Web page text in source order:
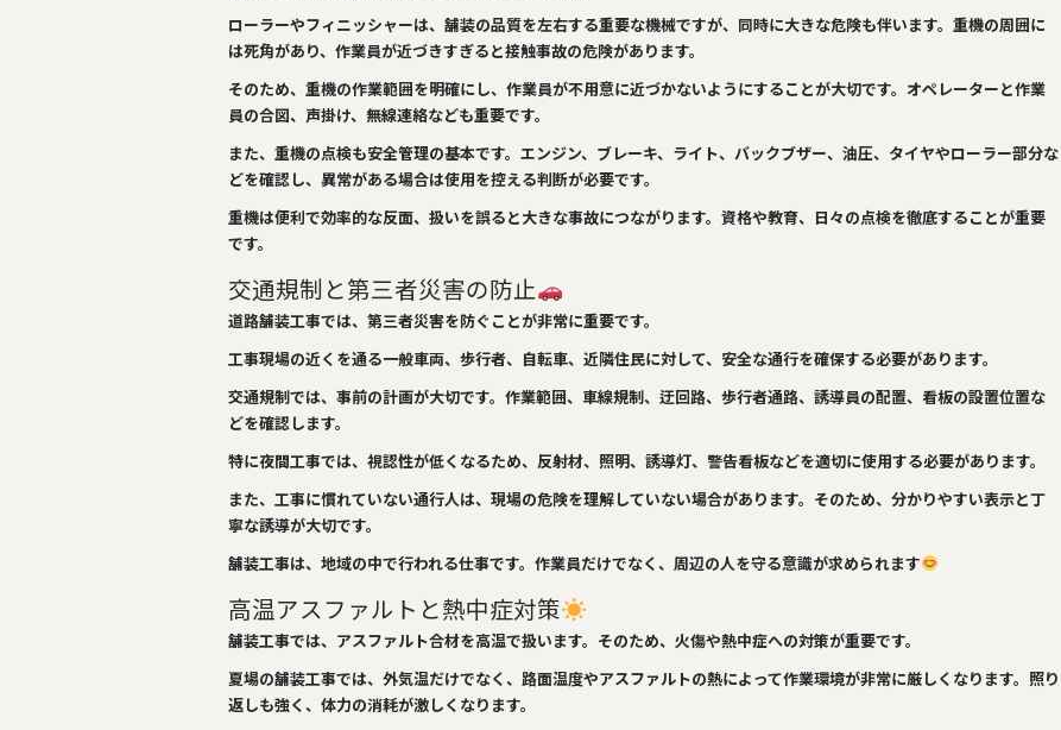
ローラーやフィニッシャーは、舗装の品質を左右する重要な機械ですが、同時に大きな危険も伴います。重機の周囲に
は死角があり、作業員が近づきすぎると接触事故の危険があります。
そのため、重機の作業範囲を明確にし、作業員が不用意に近づかないようにすることが大切です。オペレーターと作業
員の合図、声掛け、無線連絡なども重要です。
また、重機の点検も安全管理の基本です。エンジン、ブレーキ、ライト、バックブザー、油圧、タイヤやローラー部分な
どを確認し、異常がある場合は使用を控える判断が必要です。
重機は便利で効率的な反面、扱いを誤ると大きな事故につながります。資格や教育、日々の点検を徹底することが重要
です。
交通規制と第三者災害の防止
道路舗装工事では、第三者災害を防ぐことが非常に重要です。
工事現場の近くを通る一般車両、歩行者、自転車、近隣住民に対して、安全な通行を確保する必要があります。
交通規制では、事前の計画が大切です。作業範囲、車線規制、迂回路、歩行者通路、誘導員の配置、看板の設置位置な
どを確認します。
特に夜間工事では、視認性が低くなるため、反射材、照明、誘導灯、警告看板などを適切に使用する必要があります。
また、工事に慣れていない通行人は、現場の危険を理解していない場合があります。そのため、分かりやすい表示と丁
寧な誘導が大切です。
舗装工事は、地域の中で行われる仕事です。作業員だけでなく、周辺の人を守る意識が求められます
高温アスファルトと熱中症対策
舗装工事では、アスファルト合材を高温で扱います。そのため、火傷や熱中症への対策が重要です。
夏場の舗装工事では、外気温だけでなく、路面温度やアスファルトの熱によって作業環境が非常に厳しくなります。照り
返しも強く、体力の消耗が激しくなります。